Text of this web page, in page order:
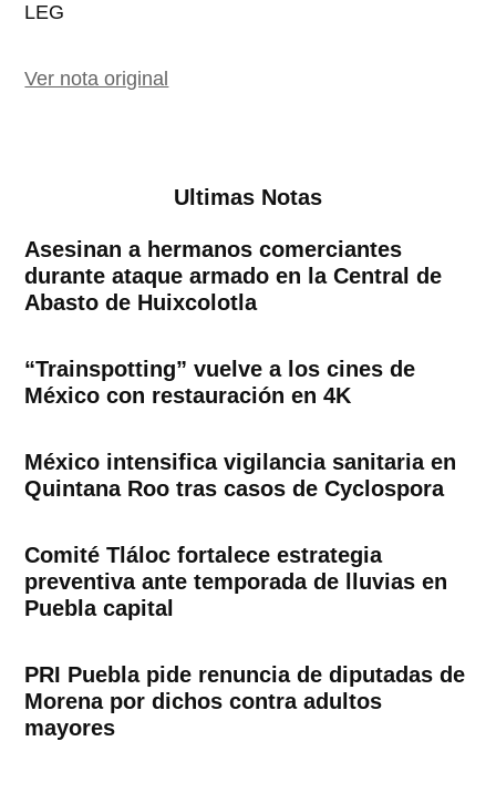
LEG
Ver nota original
Ultimas Notas
Asesinan a hermanos comerciantes
durante ataque armado en la Central de
Abasto de Huixcolotla
“Trainspotting” vuelve a los cines de
México con restauración en 4K
México intensifica vigilancia sanitaria en
Quintana Roo tras casos de Cyclospora
Comité Tláloc fortalece estrategia
preventiva ante temporada de lluvias en
Puebla capital
PRI Puebla pide renuncia de diputadas de
Morena por dichos contra adultos
mayores